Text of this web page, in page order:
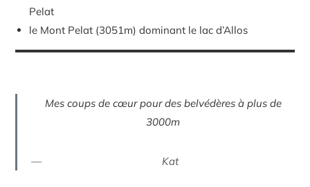
Pelat
le Mont Pelat (3051m) dominant le lac d’Allos
Mes coups de cœur pour des belvédères à plus de
3000m
Kat